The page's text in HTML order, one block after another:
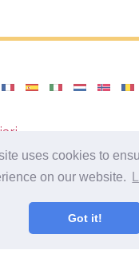
uses cookies to
on our website.
Got it!
Diäten und
Übungen für